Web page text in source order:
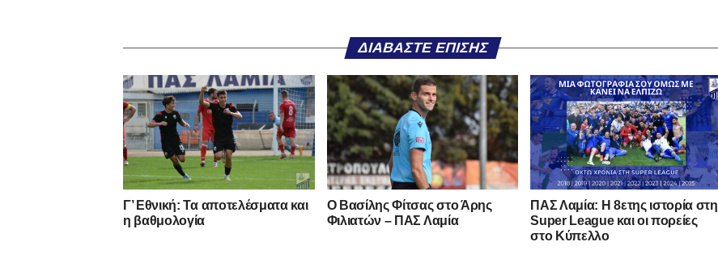
ΔΙΑΒΆΣΤΕ ΕΠΊΣΗΣ
Γ’ Εθνική: Τα αποτελέσματα και
η βαθμολογία
Ο Βασίλης Φίτσας στο Άρης
Φιλιατών – ΠΑΣ Λαμία
ΠΑΣ Λαμία: Η 8ετης ιστορία στη
Super League και οι πορείες
στο Κύπελλο